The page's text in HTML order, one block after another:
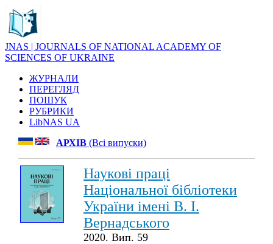
JNAS | JOURNALS OF NATIONAL ACADEMY OF
SCIENCES OF UKRAINE
ЖУРНАЛИ
ПЕРЕГЛЯД
ПОШУК
РУБРИКИ
LibNAS UA
АРХІВ (Всі випуски)
Наукові праці
Національної бібліотеки
України імені В. І.
Вернадського
2020. Вип. 59